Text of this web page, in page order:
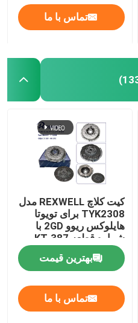
تماس با ما
کیت کلاچ REXWELL مدل
TYK2308 برای تویوتا
هایلوکس ریوو 2GD با
شماره قطعه KT-387
31001-0K010
بهترین قیمت
تماس با ما